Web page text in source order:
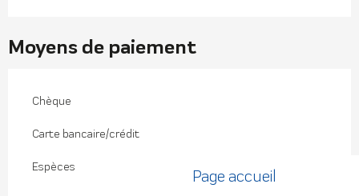
Page accueil
Moyens de paiement
Chèque
Carte bancaire/crédit
Espèces